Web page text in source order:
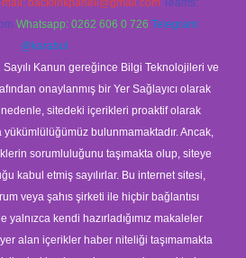
mail: backlinkpaneli@gmail.com Teams:
Whatsapp: 0262 606 0 726 Telegram:
@karabul
Kanun gereğince Bilgi Teknolojileri ve
onaylanmış bir Yer Sağlayıcı olarak
sitedeki içerikleri proaktif olarak
yükümlülüğümüz bulunmamaktadır. Ancak,
sorumluluğunu taşımakta olup, siteye
kabul etmiş sayılırlar. Bu internet sitesi,
veya şahıs şirketi ile hiçbir bağlantısı
yalnızca kendi hazırladığımız makaleler
alan içerikler haber niteliği taşımamakta